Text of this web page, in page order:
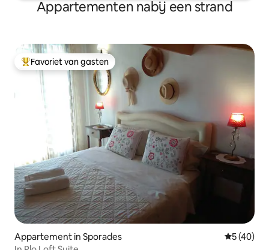
Appartementen nabij een strand
Topfavoriet van gasten
Favoriet van gasten
Appartement in Sporades
5 (40)